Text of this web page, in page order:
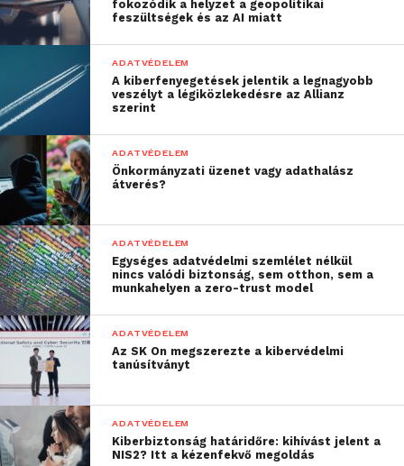
ugyancsak a doxolás egyenes következménye. A
legelterjedtebb probléma azonban a kiberzaklatás –
közösségi médiában egy olyan személy, akivel nem
matcheltek.
Megtörtént már Önnel az alábbiak valamelyike?
Valaki, akivel nem matcheltem,
zaklatott a közösségi médiában
Valaki, akivel matcheltem,
nyilvánosan megosztotta a
beszélgetéseink képernyőfotóit
Valaki, akivel matcheltem,
rákeresett a személyes adataimra,
és azzal fenyegetett, hogy
felhasználja őket arra, hogy
ártson nekem
10%
Valaki, akivel nem matcheltem,
zaklatott a való életben
Valaki, akivel matcheltem,
megosztotta online az intim
8%
fokozódik a helyzet a geopolitikai
feszültségek és az AI miatt
ADATVÉDELEM
A kiberfenyegetések jelentik a legnagyobb
veszélyt a légiközlekedésre az Allianz
szerint
ADATVÉDELEM
Önkormányzati üzenet vagy adathalász
átverés?
ADATVÉDELEM
Egységes adatvédelmi szemlélet nélkül
nincs valódi biztonság, sem otthon, sem a
munkahelyen a zero-trust model
ADATVÉDELEM
Az SK On megszerezte a kibervédelmi
tanúsítványt
ADATVÉDELEM
Kiberbiztonság határidőre: kihívást jelent a
NIS2? Itt a kézenfekvő megoldás